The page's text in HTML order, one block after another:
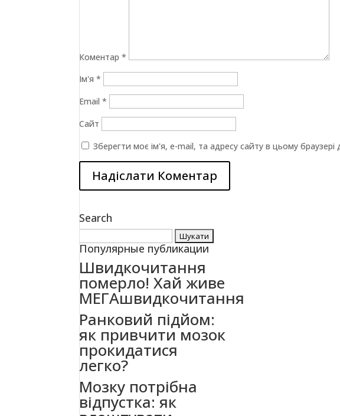
Коментар*
Ім'я*
Email*
Сайт
Зберегти моє ім'я, e-mail, та адресу сайту в цьому
Search
Популярные публикации
Швидкочитання
померло! Хай живе
МЕГАшвидкочитання
Ранковий підйом:
як привчити мозок
прокидатися
легко?
Мозку потрібна
відпустка: як